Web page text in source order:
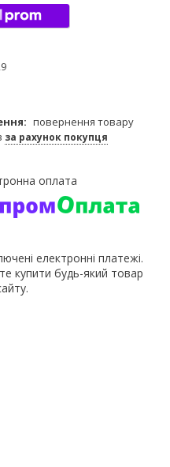
повернення товару
за рахунок покупця
електронні платежі.
купити будь-який товар